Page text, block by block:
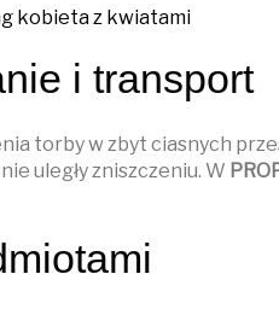
i transport
torby w zbyt ciasnych
uległy zniszczeniu. W